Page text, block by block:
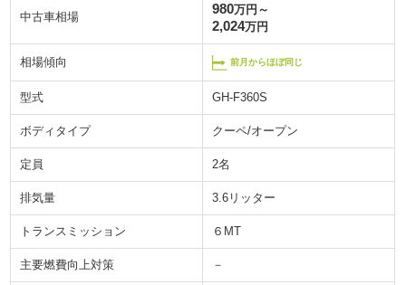
中古車相場
980万円～
2,024万円
相場傾向 前月からほぼ同じ
型式 GH-F360S
ボディタイプ クーペ/オープン
定員 2名
排気量 3.6リッター
トランスミッション ６MT
主要燃費向上対策 －